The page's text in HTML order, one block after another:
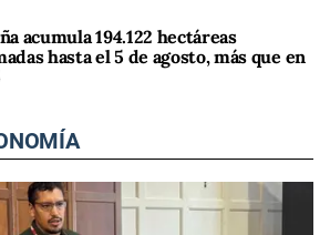
acumula 194.122 hectáreas
hasta el 5 de agosto, más que en